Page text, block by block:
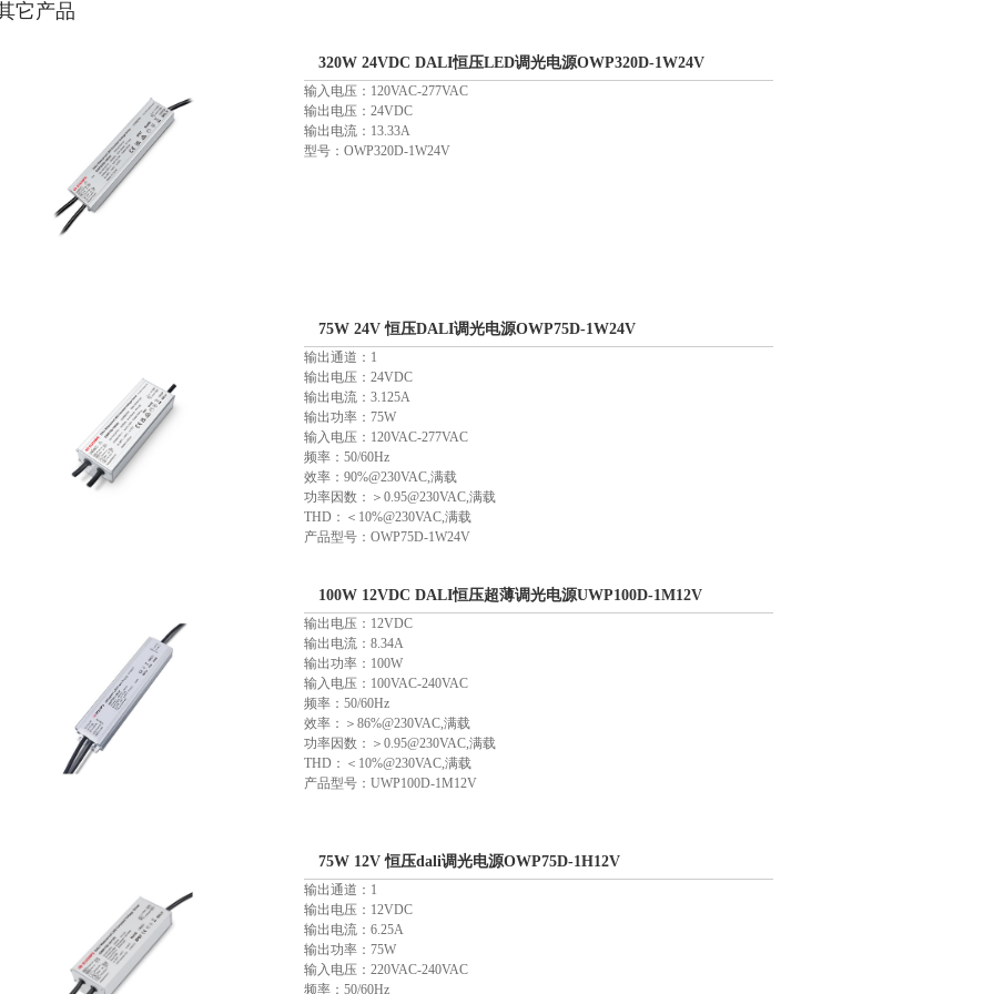
它产品
320W 24VDC DALI恒压LED调光电源OWP320D-1W24V
输入电压：120VAC-277VAC
输出电压：24VDC
输出电流：13.33A
型号：OWP320D-1W24V
75W 24V 恒压DALI调光电源OWP75D-1W24V
输出通道：1
输出电压：24VDC
输出电流：3.125A
输出功率：75W
输入电压：120VAC-277VAC
频率：50/60Hz
效率：90%@230VAC,满载
功率因数：＞0.95@230VAC,满载
THD：＜10%@230VAC,满载
产品型号：OWP75D-1W24V
100W 12VDC DALI恒压超薄调光电源UWP100D-1M12V
输出电压：12VDC
输出电流：8.34A
输出功率：100W
输入电压：100VAC-240VAC
频率：50/60Hz
效率：＞86%@230VAC,满载
功率因数：＞0.95@230VAC,满载
THD：＜10%@230VAC,满载
产品型号：UWP100D-1M12V
75W 12V 恒压dali调光电源OWP75D-1H12V
输出通道：1
输出电压：12VDC
输出电流：6.25A
输出功率：75W
输入电压：220VAC-240VAC
频率：50/60Hz